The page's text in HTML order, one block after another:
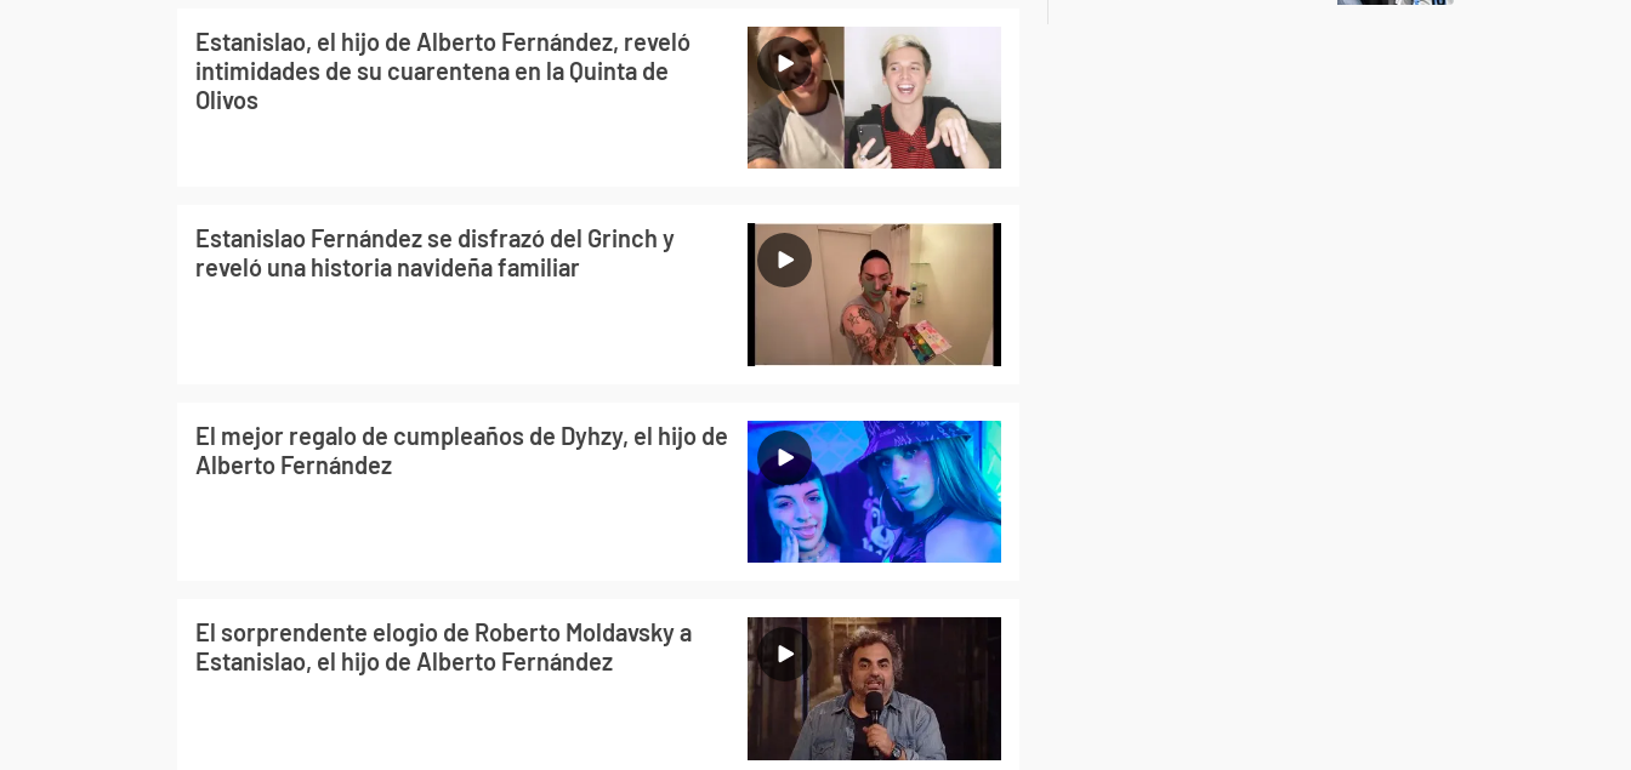
Estanislao, el hijo de Alberto Fernández, reveló
intimidades de su cuarentena en la Quinta de
Olivos
Estanislao Fernández se disfrazó del Grinch y
reveló una historia navideña familiar
El mejor regalo de cumpleaños de Dyhzy, el hijo de
Alberto Fernández
El sorprendente elogio de Roberto Moldavsky a
Estanislao, el hijo de Alberto Fernández